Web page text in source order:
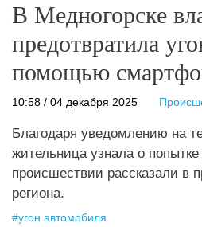
В Медногорске
предотвратила
помощью
10:58 / 04 декабря 2025
Благодаря уведомлению на
жительница узнала о
происшествии рассказали в
региона.
#угон автомобиля